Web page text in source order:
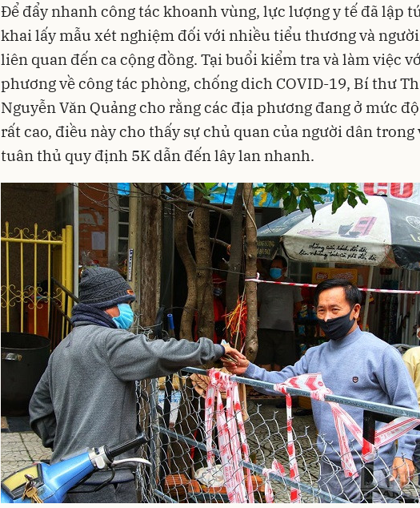
Để đẩy nhanh công tác khoanh vùng, lực lượng y tế đã lập
khai lấy mẫu xét nghiệm đối với nhiều tiểu thương và
liên quan đến ca cộng đồng. Tại buổi kiểm tra và làm việc
phương về công tác phòng, chống dich COVID-19, Bí thư
Nguyễn Văn Quảng cho rằng các địa phương đang ở mức
rất cao, điều này cho thấy sự chủ quan của người dân trong
tuân thủ quy định 5K dẫn đến lây lan nhanh.